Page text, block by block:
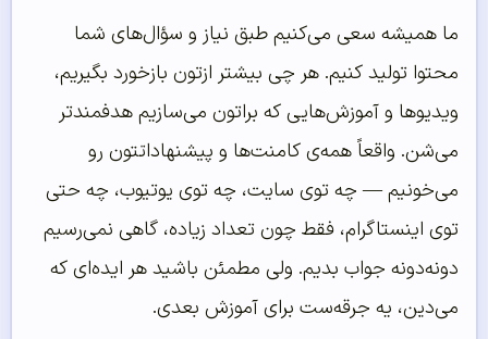
ما همیشه سعی می‌کنیم طبق نیاز و سؤال‌های شما
محتوا تولید کنیم. هر چی بیشتر ازتون بازخورد بگیریم،
ویدیوها و آموزش‌هایی که براتون می‌سازیم هدفمندتر
می‌شن. واقعاً همه‌ی کامنت‌ها و پیشنهاداتتون رو
می‌خونیم — چه توی سایت، چه توی یوتیوب، چه حتی
توی اینستاگرام، فقط چون تعداد زیاده، گاهی نمی‌رسیم
دونه‌دونه جواب بدیم. ولی مطمئن باشید هر ایده‌ای که
می‌دین، یه جرقه‌ست برای آموزش بعدی.